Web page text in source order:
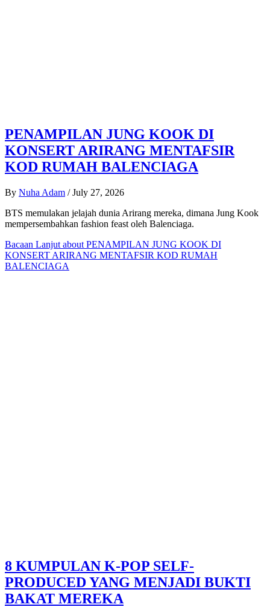
PENAMPILAN JUNG KOOK DI
KONSERT ARIRANG MENTAFSIR
KOD RUMAH BALENCIAGA
By Nuha Adam / July 27, 2026
BTS memulakan jelajah dunia Arirang mereka, dimana Jung Kook
mempersembahkan fashion feast oleh Balenciaga.
Bacaan Lanjut about PENAMPILAN JUNG KOOK DI
KONSERT ARIRANG MENTAFSIR KOD RUMAH
BALENCIAGA
8 KUMPULAN K-POP SELF-
PRODUCED YANG MENJADI BUKTI
BAKAT MEREKA